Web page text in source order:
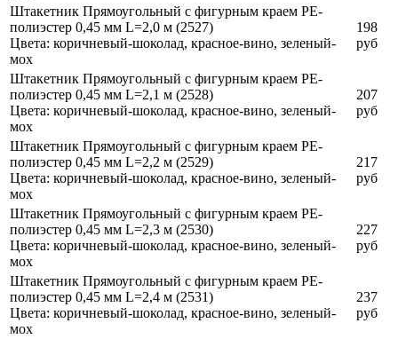
Штакетник Прямоугольный с фигурным краем PE-
полиэстер 0,45 мм L=2,0 м (2527)
Цвета: коричневый-шоколад, красное-вино, зеленый-
мох
198
руб
Штакетник Прямоугольный с фигурным краем PE-
полиэстер 0,45 мм L=2,1 м (2528)
Цвета: коричневый-шоколад, красное-вино, зеленый-
мох
207
руб
Штакетник Прямоугольный с фигурным краем PE-
полиэстер 0,45 мм L=2,2 м (2529)
Цвета: коричневый-шоколад, красное-вино, зеленый-
мох
217
руб
Штакетник Прямоугольный с фигурным краем PE-
полиэстер 0,45 мм L=2,3 м (2530)
Цвета: коричневый-шоколад, красное-вино, зеленый-
мох
227
руб
Штакетник Прямоугольный с фигурным краем PE-
полиэстер 0,45 мм L=2,4 м (2531)
Цвета: коричневый-шоколад, красное-вино, зеленый-
мох
237
руб